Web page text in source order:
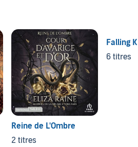
Reine de L'Ombre
2 titres
Falling
6 titres